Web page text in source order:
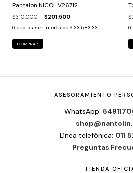
Pantalon NICOL V26712
$310.000 $201.500
6 cuotas sin interés de $ 33.583,33
COMPRAR
6
ASESORAMIENTO
WhatsApp:
Línea telefónica: 011
Preguntas
TIENDA